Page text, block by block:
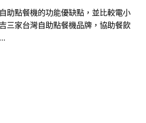
助點餐機的功能優缺點，並比較電小
三家台灣自助點餐機品牌，協助餐飲